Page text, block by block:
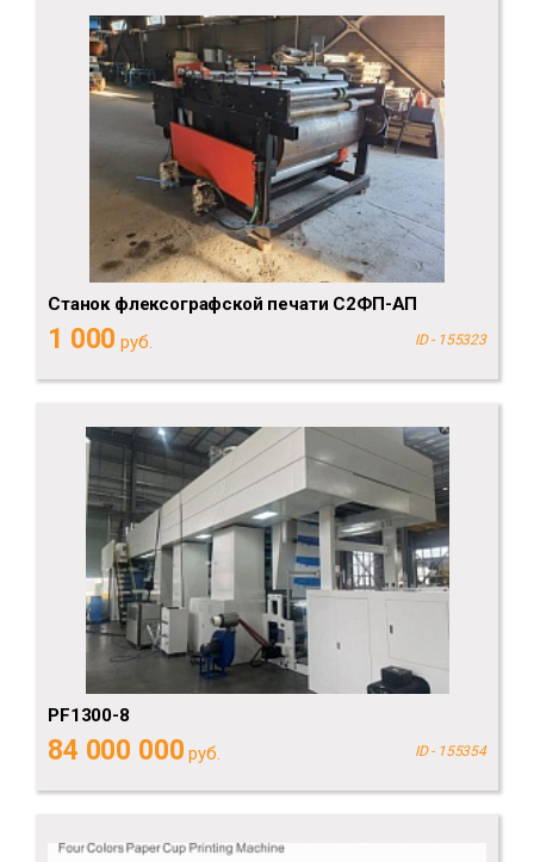
Станок флексографской печати С2ФП-АП
1 000 руб. ID - 155323
PF1300-8
84 000 000 руб. ID - 155354